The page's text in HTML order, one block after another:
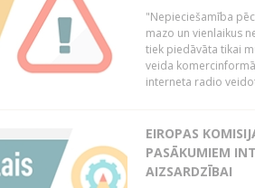
"Nepieciešamība
mazo un vienlaikus
tiek piedāvāta tikai
veida
interneta radio
EIROPAS
PASĀKUMIEM
AIZSARDZĪBAI